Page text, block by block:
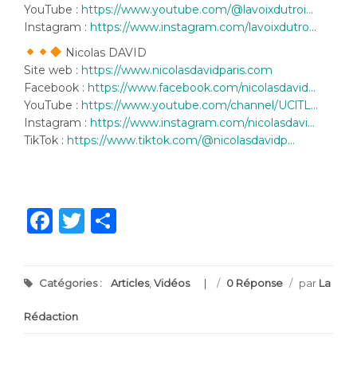
YouTube : https://www.youtube.com/@lavoixdutroi…
Instagram : https://www.instagram.com/lavoixdutro…
Nicolas DAVID
Site web : https://www.nicolasdavidparis.com
Facebook : https://www.facebook.com/nicolasdavid…
YouTube : https://www.youtube.com/channel/UClTL…
Instagram : https://www.instagram.com/nicolasdavi…
TikTok : https://www.tiktok.com/@nicolasdavidp…
Facebook
Twitter
Catégories : Articles, Vidéos / 0 Réponse / par La
Rédaction